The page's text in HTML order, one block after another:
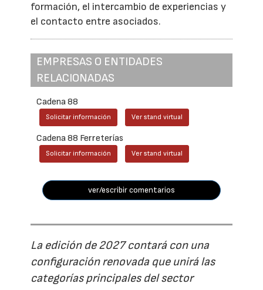
formación, el intercambio de experiencias y
el contacto entre asociados.
EMPRESAS O ENTIDADES
RELACIONADAS
Cadena 88
Solicitar información Ver stand virtual
Cadena 88 Ferreterías
Solicitar información Ver stand virtual
ver/escribir comentarios
La edición de 2027 contará con una
configuración renovada que unirá las
categorías principales del sector